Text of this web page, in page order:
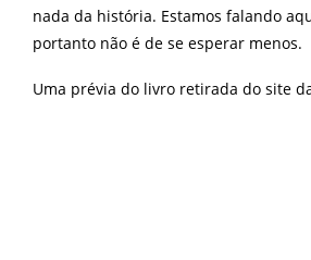
nada da história. Estamos falando
portanto não é de se esperar menos.
Uma prévia do livro retirada do site